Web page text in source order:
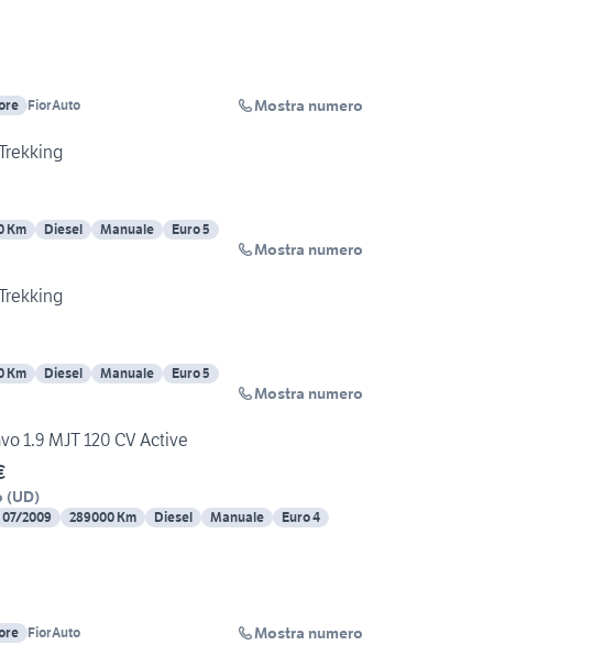
FiorAuto Mostra numero
Km Diesel Manuale
Euro 5
Mostra numero
Km Diesel Manuale
Euro 5
Mostra numero
1.9 MJT 120 CV Active
(UD)
07/2009 289000 Km Diesel Manuale Euro 4
FiorAuto Mostra numero